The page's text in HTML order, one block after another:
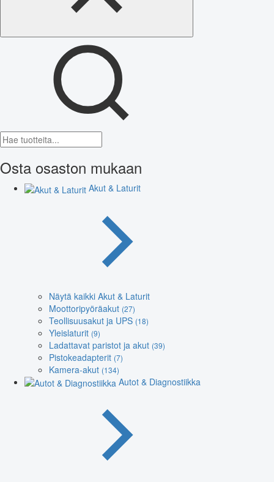
Osta osaston mukaan
Akut & Laturit
Näytä kaikki Akut & Laturit
Moottoripyöräakut (27)
Teollisuusakut ja UPS (18)
Yleislaturit (9)
Ladattavat paristot ja akut (39)
Pistokeadapterit (7)
Kamera-akut (134)
Autot & Diagnostiikka